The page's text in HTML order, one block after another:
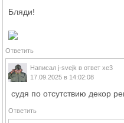
Бляди!
Ответить
Написал j-svejk в ответ xe3
17.09.2025 в 14:02:08
судя по отсутствию декор
Ответить